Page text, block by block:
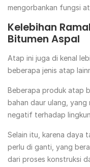
mengorbankan fungsi
Kelebihan
Bitumen Aspal
Atap ini juga di kenal
beberapa jenis atap
Beberapa produk atap
bahan daur ulang, yang
negatif terhadap
Selain itu, karena daya
perlu di ganti, yang
dari proses konstruksi